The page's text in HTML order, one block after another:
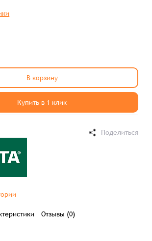
В корзину
Купить в 1 клик
Поделиться
Отзывы (0)